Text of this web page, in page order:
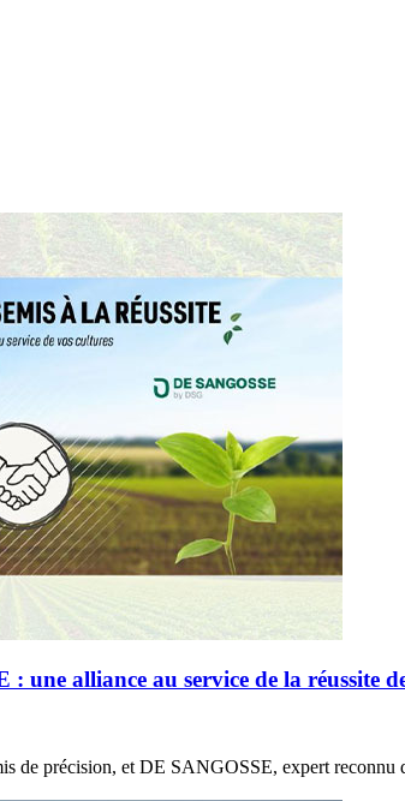
une alliance au service de la réussite
de précision, et DE SANGOSSE, expert reconnu